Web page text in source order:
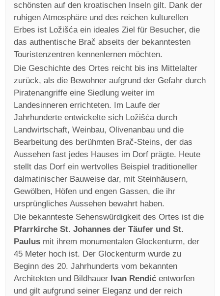
schönsten auf den kroatischen Inseln gilt. Dank der
ruhigen Atmosphäre und des reichen kulturellen
Erbes ist Ložišća ein ideales Ziel für Besucher, die
das authentische Brač abseits der bekanntesten
Touristenzentren kennenlernen möchten.
Die Geschichte des Ortes reicht bis ins Mittelalter
zurück, als die Bewohner aufgrund der Gefahr durch
Piratenangriffe eine Siedlung weiter im
Landesinneren errichteten. Im Laufe der
Jahrhunderte entwickelte sich Ložišća durch
Landwirtschaft, Weinbau, Olivenanbau und die
Bearbeitung des berühmten Brač-Steins, der das
Aussehen fast jedes Hauses im Dorf prägte. Heute
stellt das Dorf ein wertvolles Beispiel traditioneller
dalmatinischer Bauweise dar, mit Steinhäusern,
Gewölben, Höfen und engen Gassen, die ihr
ursprüngliches Aussehen bewahrt haben.
Die bekannteste Sehenswürdigkeit des Ortes ist die
Pfarrkirche St. Johannes der Täufer und St.
Paulus mit ihrem monumentalen Glockenturm, der
45 Meter hoch ist. Der Glockenturm wurde zu
Beginn des 20. Jahrhunderts vom bekannten
Architekten und Bildhauer Ivan Rendić entworfen
und gilt aufgrund seiner Eleganz und der reich